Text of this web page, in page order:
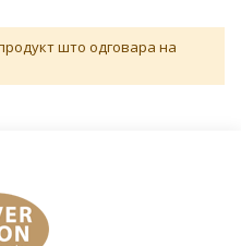
што одговара на